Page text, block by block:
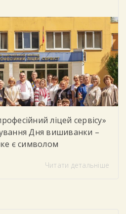
ліцей сервісу»
Дня вишиванки –
є символом
та любові до рідної
Читати детальніше